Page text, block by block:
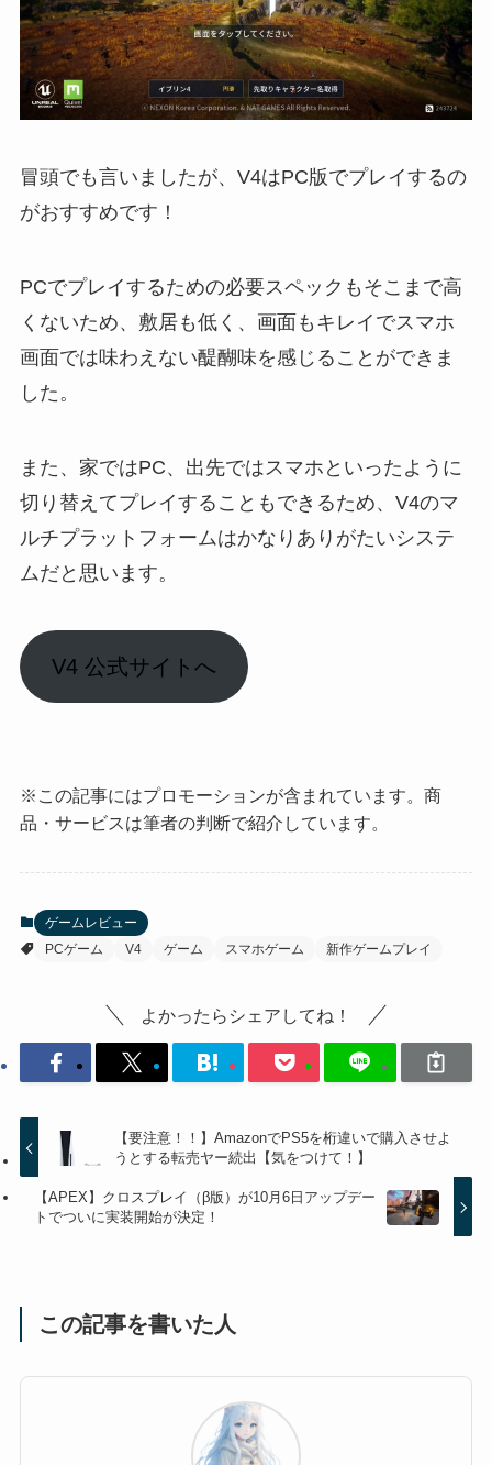
冒頭でも言いましたが、V4はPC版でプレイするの
がおすすめです！
PCでプレイするための必要スペックもそこまで高
くないため、敷居も低く、画面もキレイでスマホ
画面では味わえない醍醐味を感じることができま
した。
また、家ではPC、出先ではスマホといったように
切り替えてプレイすることもできるため、V4のマ
ルチプラットフォームはかなりありがたいシステ
ムだと思います。
V4 公式サイトへ
※この記事にはプロモーションが含まれています。商
品・サービスは筆者の判断で紹介しています。
ゲームレビュー
PCゲーム
V4 ゲーム スマホゲーム 新作ゲームプレイ
よかったらシェアしてね！
【要注意！！】AmazonでPS5を桁違いで購入させよ
うとする転売ヤー続出【気をつけて！】
【APEX】クロスプレイ（β版）が10月6日アップデー
トでついに実装開始が決定！
この記事を書いた人